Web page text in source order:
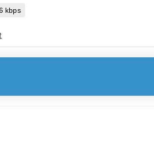
kbps